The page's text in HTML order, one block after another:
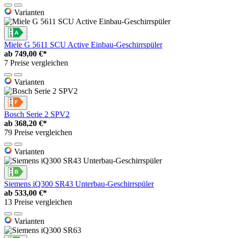
Varianten
Miele G 5611 SCU Active Einbau-Geschirrspüler
ab 749,00 €*
7 Preise vergleichen
Varianten
Bosch Serie 2 SPV2
ab 368,20 €*
79 Preise vergleichen
Varianten
Siemens iQ300 SR43 Unterbau-Geschirrspüler
ab 533,00 €*
13 Preise vergleichen
Varianten